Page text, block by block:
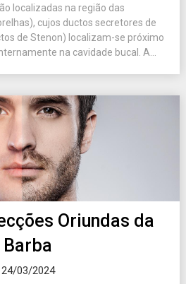
localizadas na região das
cujos ductos secretores de
de Stenon) localizam-se próximo
na cavidade bucal. A...
Oriundas da
Barba
24/03/2024